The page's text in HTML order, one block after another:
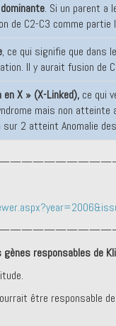
. Si un parent a
de C2-C3 comme
, ce qui signifie que dans
Il y aurait fusion de
X » (X-Linked), ce qui
mais non
2 atteint Anomalie
responsables de
être responsable